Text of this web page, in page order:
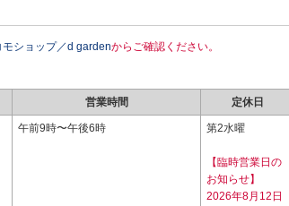
モショップ／d gardenからご確認ください。
営業時間 定休日
午前9時〜午後6時 第2水曜
【臨時営業日の
お知らせ】
2026年8月12日